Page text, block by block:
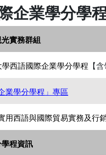
企業學分學
實務群組
學西語國際企業學分學程 【
業學分學程」專區
西語與國際貿易實務及行
程資訊